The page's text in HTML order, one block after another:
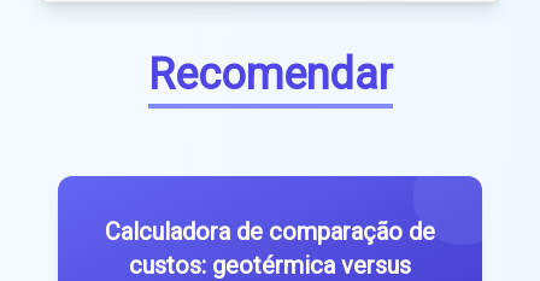
Recomendar
Calculadora de comparação de
custos: geotérmica versus